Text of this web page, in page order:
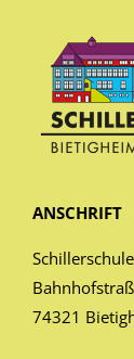
ANSCHRIFT
74321